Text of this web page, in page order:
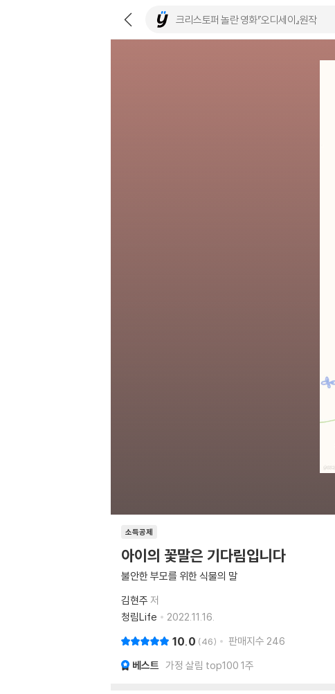
소득공제
아이의 꽃말은 기다림입니다
불안한 부모를 위한 식물의 말
김현주 저
청림Life
2022.11.16.
10.0 46 판매지수 246
베스트 가정 살림 top100 1주